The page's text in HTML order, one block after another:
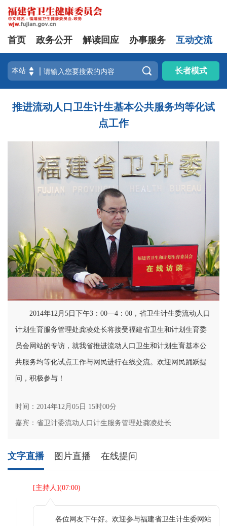
首页 政务公开 解读回应 办事服务 互动交流
 长者模式
推进流动人口卫生计生基本公共服务均等化试
点工作
2014年12月5日下午3：00—4：00，省卫生计生委流动人口
计划生育服务管理处龚凌处长将接受福建省卫生和计划生育委
员会网站的专访，就我省推进流动人口卫生和计划生育基本公
共服务均等化试点工作与网民进行在线交流。欢迎网民踊跃提
问，积极参与！
时间：2014年12月05日 15时00分
嘉宾：省卫计委流动人口计生服务管理处龚凌处长
文字直播 图片直播 在线提问
[主持人 ](07:00)
各位网友下午好。欢迎参与福建省卫生计生委网站